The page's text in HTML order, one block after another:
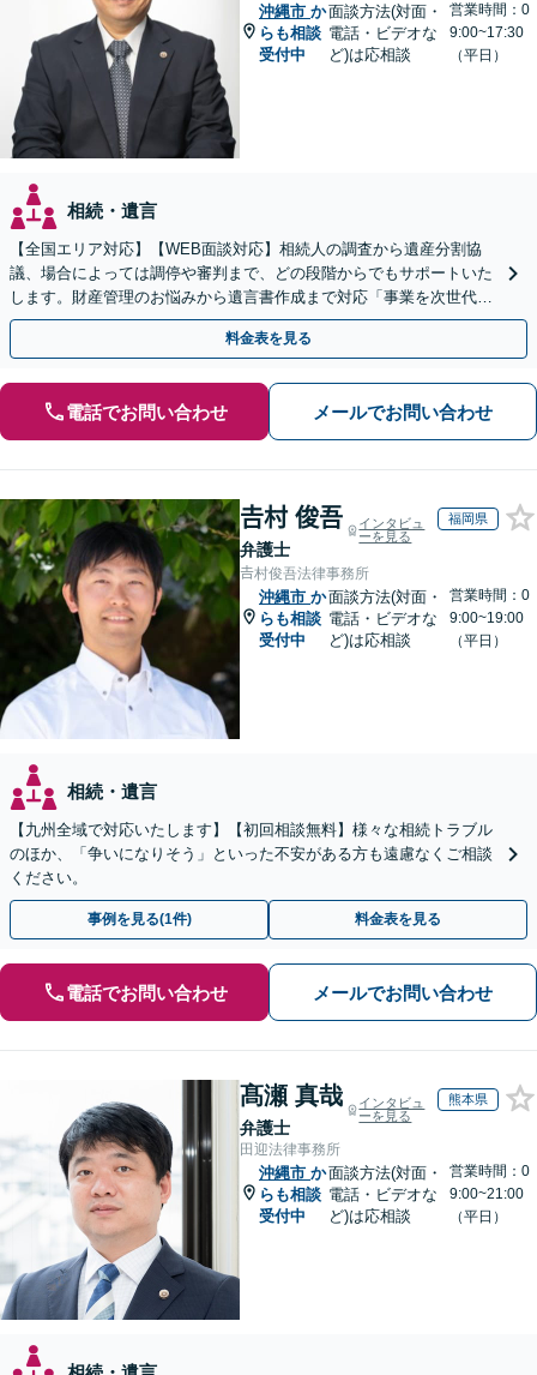
沖縄市 か
らも相談
受付中
面談方法(対面・
電話・ビデオな
ど)は応相談
営業時間：0
9:00~17:30
（平日）
相続・遺言
【全国エリア対応】【WEB面談対応】相続人の調査から遺産分割協
議、場合によっては調停や審判まで、どの段階からでもサポートいた
します。財産管理のお悩みから遺言書作成まで対応「事業を次世代に
引き継ぐ安心の事業承継をサポート」【完全個室相談】
料金表を見る
電話でお問い合わせ メールでお問い合わせ
𠮷村 俊吾
弁護士
インタビュ
ーを見る
福岡県
𠮷村俊吾法律事務所
沖縄市 か
らも相談
受付中
面談方法(対面・
電話・ビデオな
ど)は応相談
営業時間：0
9:00~19:00
（平日）
相続・遺言
【九州全域で対応いたします】【初回相談無料】様々な相続トラブル
のほか、「争いになりそう」といった不安がある方も遠慮なくご相談
ください。
事例を見る(1件) 料金表を見る
電話でお問い合わせ メールでお問い合わせ
髙瀬 真哉
弁護士
インタビュ
ーを見る
熊本県
田迎法律事務所
沖縄市 か
らも相談
受付中
面談方法(対面・
電話・ビデオな
ど)は応相談
営業時間：0
9:00~21:00
（平日）